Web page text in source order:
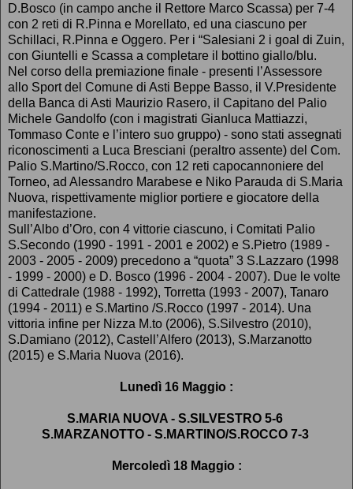
D.Bosco (in campo anche il Rettore Marco Scassa) per 7-4
con 2 reti di R.Pinna e Morellato, ed una ciascuno per
Schillaci, R.Pinna e Oggero. Per i “Salesiani 2 i goal di Zuin,
con Giuntelli e Scassa a completare il bottino giallo/blu.
Nel corso della premiazione finale - presenti l’Assessore
allo Sport del Comune di Asti Beppe Basso, il V.Presidente
della Banca di Asti Maurizio Rasero, il Capitano del Palio
Michele Gandolfo (con i magistrati Gianluca Mattiazzi,
Tommaso Conte e l’intero suo gruppo) - sono stati assegnati
riconoscimenti a Luca Bresciani (peraltro assente) del Com.
Palio S.Martino/S.Rocco, con 12 reti capocannoniere del
Torneo, ad Alessandro Marabese e Niko Parauda di S.Maria
Nuova, rispettivamente miglior portiere e giocatore della
manifestazione.
Sull’Albo d’Oro, con 4 vittorie ciascuno, i Comitati Palio
S.Secondo (1990 - 1991 - 2001 e 2002) e S.Pietro (1989 -
2003 - 2005 - 2009) precedono a “quota” 3 S.Lazzaro (1998
- 1999 - 2000) e D. Bosco (1996 - 2004 - 2007). Due le volte
di Cattedrale (1988 - 1992), Torretta (1993 - 2007), Tanaro
(1994 - 2011) e S.Martino /S.Rocco (1997 - 2014). Una
vittoria infine per Nizza M.to (2006), S.Silvestro (2010),
S.Damiano (2012), Castell’Alfero (2013), S.Marzanotto
(2015) e S.Maria Nuova (2016).
Lunedì 16 Maggio :
S.MARIA NUOVA - S.SILVESTRO 5-6
S.MARZANOTTO - S.MARTINO/S.ROCCO 7-3
Mercoledì 18 Maggio :